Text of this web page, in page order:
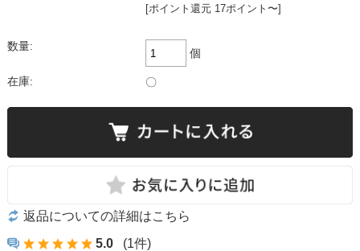
[ポイント還元 17ポイント〜]
数量:
個
在庫: 〇
返品についての詳細はこちら
5.0
(1件)